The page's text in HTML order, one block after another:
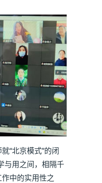
“北京模式”的闭
与用之间，相隔千
中的实用性之